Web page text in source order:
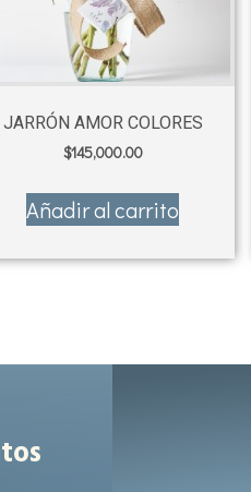
JARRÓN AMOR COLORES
$145,000.00
Añadir al carrito